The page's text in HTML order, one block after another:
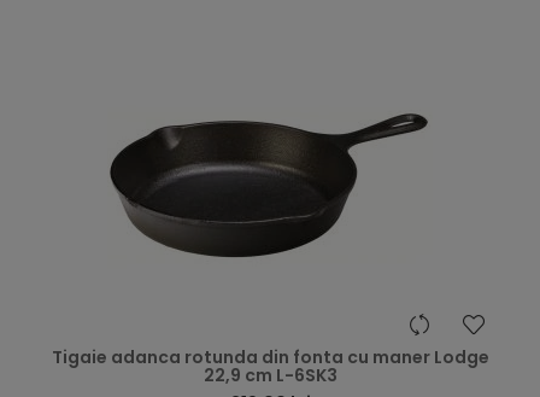
Tigaie adanca rotunda din fonta cu maner Lodge
22,9 cm L-6SK3